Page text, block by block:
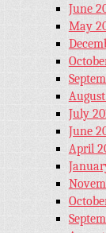
June
May
July
June
April